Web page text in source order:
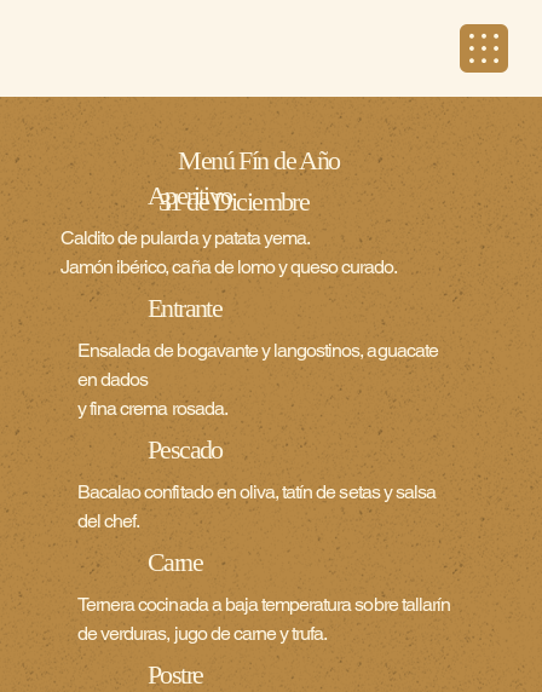
Menú Fín de Año
Aperitivo
Caldito de pularda y patata yema.
Jamón ibérico, caña de lomo y queso curado.
Entrante
Ensalada de bogavante y langostinos, aguacate
en dados
y fina crema rosada.
Pescado
Bacalao confitado en oliva, tatín de setas y salsa
del chef.
Carne
Ternera cocinada a baja temperatura sobre tallarín
de verduras, jugo de carne y trufa.
Postre
31 de Diciembre